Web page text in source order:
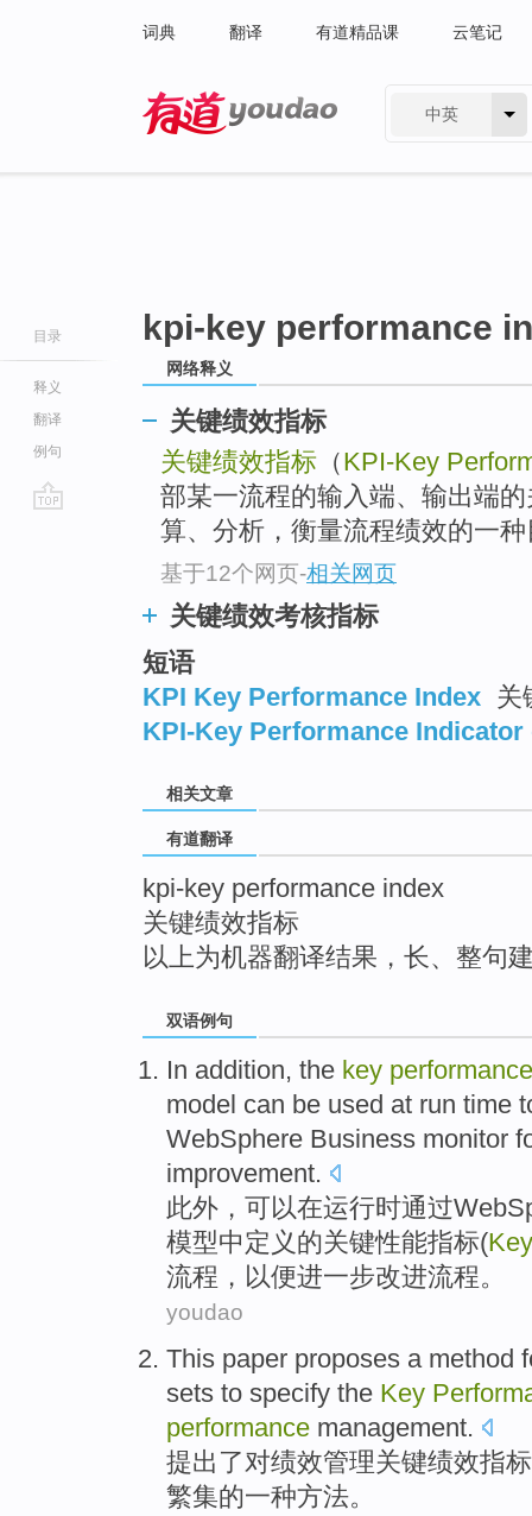
词典 翻译 有道精品课 云笔记
中英
目录
释义
翻译
例句
kpi-key performance
网络释义
关键绩效指标
关键绩效指标 （KPI-Key
部某一流程的输入端、输出端
算、分析，衡量流程绩效的一
基于12个网页-相关网页
关键绩效考核指标
短语
KPI Key Performance Index 关
KPI-Key Performance Indicator
相关文章
有道翻译
kpi-key performance index
关键绩效指标
以上为机器翻译结果，长、整句
双语例句
In addition, the key performance
model can be used at run time
WebSphere Business monitor
improvement.
此外 ， 可以在运行时通过
模型中定义 的关键性能指标(
流程 ， 以便进一步改进流程。
youdao
This paper proposes a method
sets to specify the Key
performance management.
提出 了对绩效管理关键绩效指标
繁集的一种方法。